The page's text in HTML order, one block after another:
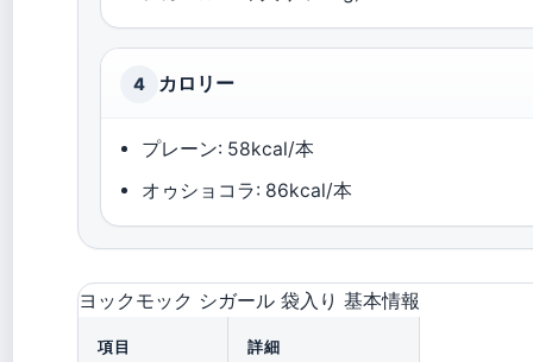
4 カロリー
プレーン: 58kcal/本
オゥショコラ: 86kcal/本
ヨックモック シガール 袋入り 基本情報
項目 詳細